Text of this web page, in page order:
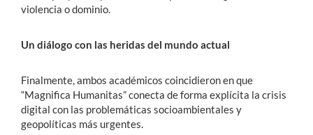
violencia o dominio.
Un diálogo con las heridas del mundo actual
Finalmente, ambos académicos coincidieron en que
“Magnifica Humanitas” conecta de forma explícita la crisis
digital con las problemáticas socioambientales y
geopolíticas más urgentes.